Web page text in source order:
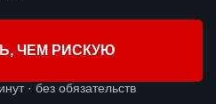
ЧЕМ РИСКУЮ
· без обязательств